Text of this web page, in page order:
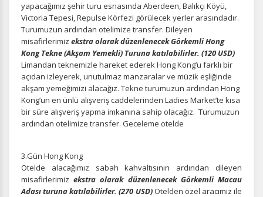
yapacağımız şehir turu esnasında Aberdeen, Balıkçı Köyü,
Victoria Tepesi, Repulse Körfezi görülecek yerler arasındadır.
Turumuzun ardından otelimize transfer. Dileyen
misafirlerimiz ekstra olarak düzenlenecek Görkemli Hong
Kong Tekne (Akşam Yemekli) Turuna katılabilirler. (120 USD)
Limandan teknemizle hareket ederek Hong Kong’u farklı bir
açıdan izleyerek, unutulmaz manzaralar ve müzik eşliğinde
akşam yemeğimizi alacağız. Tekne turumuzun ardından Hong
Kong’un en ünlü alışveriş caddelerinden Ladies Market’te kısa
bir süre alışveriş yapma imkanına sahip olacağız. Turumuzun
ardından otelimize transfer. Geceleme otelde
3.Gün Hong Kong
Otelde alacağımız sabah kahvaltısının ardından dileyen
misafirlerimizekstra olarak düzenlenecek Görkemli Macau
Adası turuna katılabilirler. (270 USD)Otelden özel aracımız ile